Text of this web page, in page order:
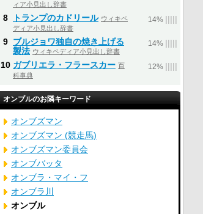
ィア小見出し辞書
8 トランプのカドリール ウィキペ
ディア小見出し辞書
14%
9 ブルジョワ独自の焼き上げる
製法 ウィキペディア小見出し辞書
14%
10 ガブリエラ・フラースカー 百
科事典
12%
オンブルのお隣キーワード
オンブズマン
オンブズマン (競走馬)
オンブズマン委員会
オンブバッタ
オンブラ・マイ・フ
オンブラ川
オンブル